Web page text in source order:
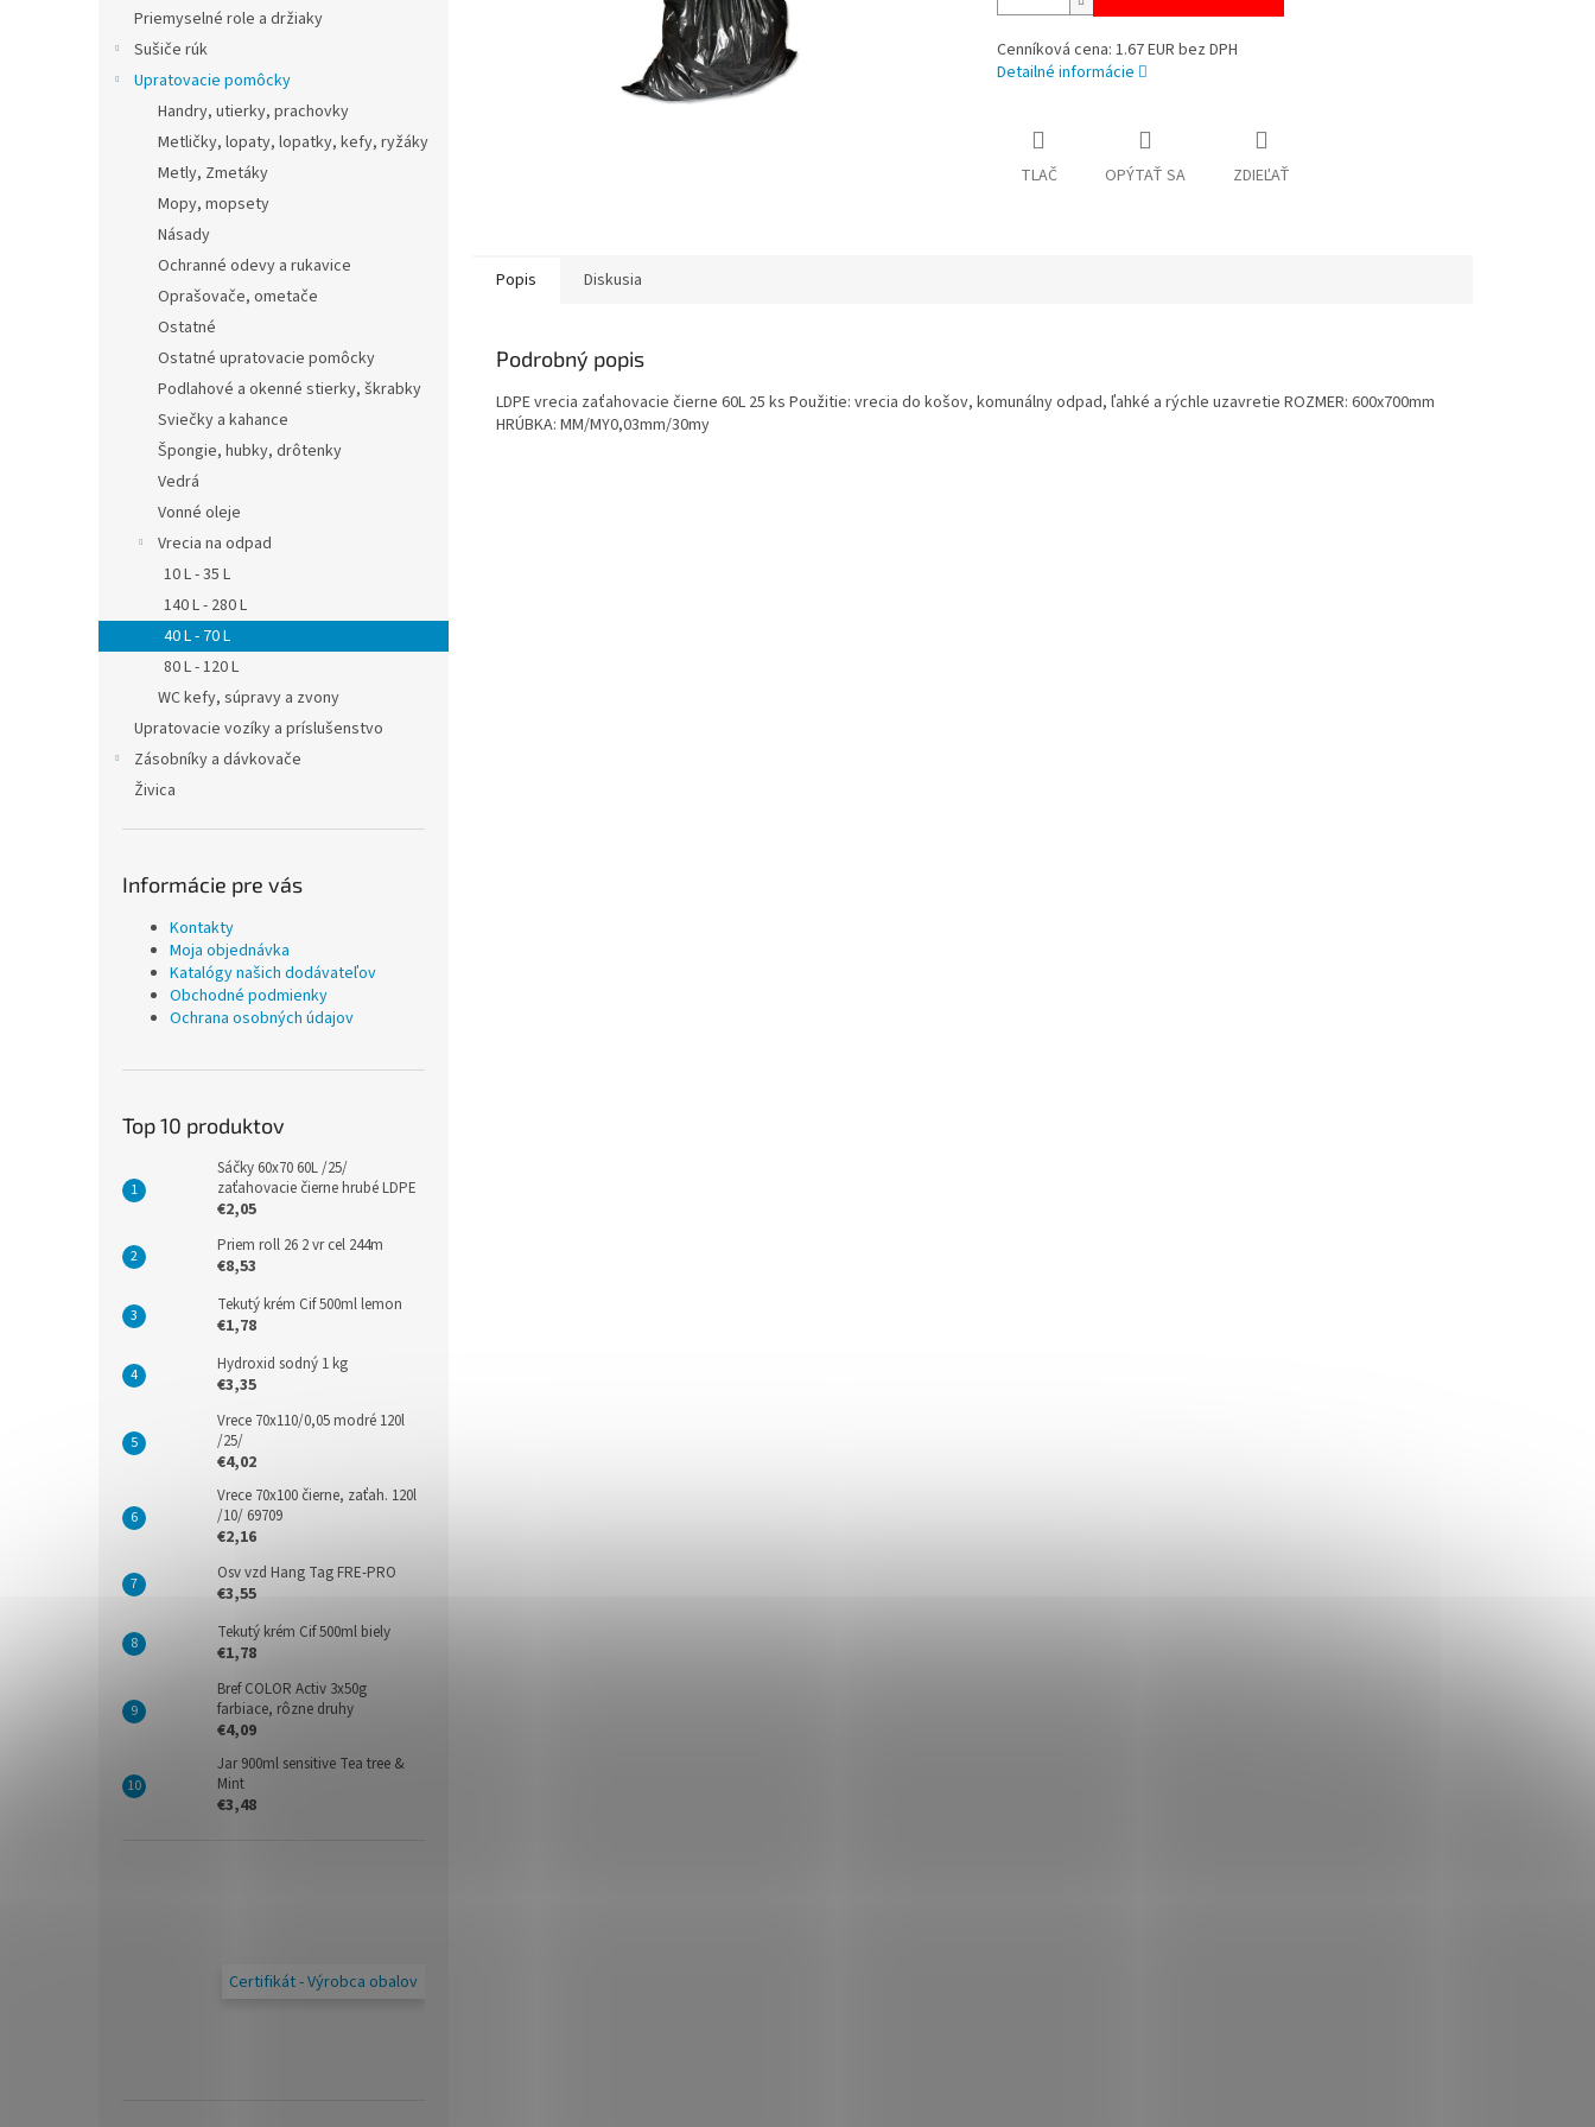
Priemyselné role a držiaky
Sušiče rúk
Upratovacie pomôcky
Handry, utierky, prachovky
Metličky, lopaty, lopatky, kefy, ryžáky
Metly, Zmetáky
Mopy, mopsety
Násady
Ochranné odevy a rukavice
Oprašovače, ometače
Ostatné
Ostatné upratovacie pomôcky
Podlahové a okenné stierky, škrabky
Sviečky a kahance
Špongie, hubky, drôtenky
Vedrá
Vonné oleje
Vrecia na odpad
10 L - 35 L
140 L - 280 L
40 L - 70 L
80 L - 120 L
WC kefy, súpravy a zvony
Upratovacie vozíky a príslušenstvo
Zásobníky a dávkovače
Živica
Informácie pre vás
Kontakty
Moja objednávka
Katalógy našich dodávateľov
Obchodné podmienky
Ochrana osobných údajov
Top 10 produktov
Sáčky 60x70 60L /25/
zaťahovacie čierne hrubé LDPE
€2,05
Priem roll 26 2 vr cel 244m
€8,53
Tekutý krém Cif 500ml lemon
€1,78
Hydroxid sodný 1 kg
€3,35
Vrece 70x110/0,05 modré 120l
/25/
€4,02
Vrece 70x100 čierne, zaťah. 120l
/10/ 69709
€2,16
Osv vzd Hang Tag FRE-PRO
€3,55
Tekutý krém Cif 500ml biely
€1,78
Bref COLOR Activ 3x50g
farbiace, rôzne druhy
€4,09
Jar 900ml sensitive Tea tree &
Mint
€3,48
Certifikát - Výrobca obalov
Cenníková cena: 1.67 EUR bez DPH
Detailné informácie
TLAČ OPÝTAŤ SA ZDIEĽAŤ
Popis Diskusia
Podrobný popis
LDPE vrecia zaťahovacie čierne 60L 25 ks Použitie: vrecia do košov, komunálny odpad, ľahké a rýchle uzavretie ROZMER: 600x700mm
HRÚBKA: MM/MY0,03mm/30my